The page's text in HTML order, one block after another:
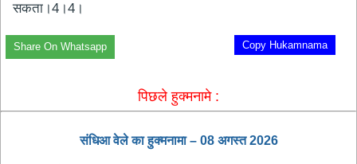
सकता।4।4।
Copy Hukamnama
Share On Whatsapp
पिछले हुक्मनामे :
संधिआ ​​वेले का हुक्मनामा – 08 अगस्त 2026